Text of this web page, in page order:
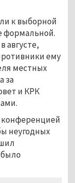
к выборной
формальной.
августе,
ему
местных
за
и КРК
неугодных